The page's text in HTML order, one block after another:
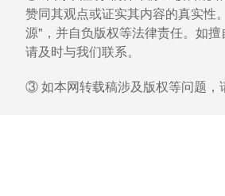
赞同其观点或证实其内容的真实性
源"，并自负版权等法律责任。如
请及时与我们联系。
③ 如本网转载稿涉及版权等问题，